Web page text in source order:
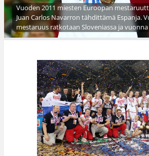
Vuoden 2011 miesten Euroopan
Juan Carlos Navarron tähdittämä Espanja.
mestaruus ratkotaan Sloveniassa ja vuonna